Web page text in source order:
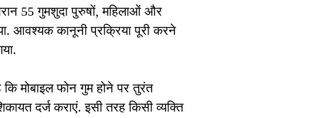
55 गुमशुदा पुरुषों, महिलाओं और
आवश्यक कानूनी प्रक्रिया पूरी करने
कि मोबाइल फोन गुम होने पर तुरंत
दर्ज कराएं. इसी तरह किसी व्यक्ति